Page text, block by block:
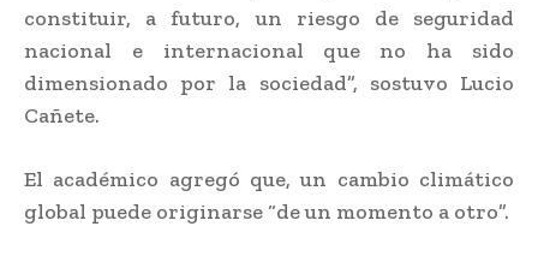
constituir, a futuro, un riesgo de seguridad
nacional e internacional que no ha sido
dimensionado por la sociedad”, sostuvo Lucio
Cañete.
El académico agregó que, un cambio climático
global puede originarse “de un momento a otro”.